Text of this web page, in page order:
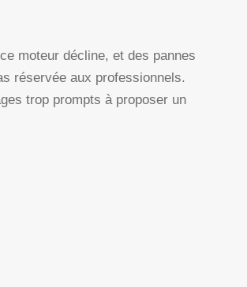
moteur décline, et des pannes
réservée aux professionnels.
trop prompts à proposer un